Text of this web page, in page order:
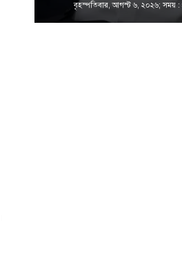
বৃহস্পতিবার, আগস্ট ৬, ২০২৬; সময় :